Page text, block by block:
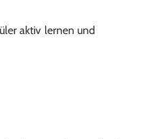
aktiv lernen und